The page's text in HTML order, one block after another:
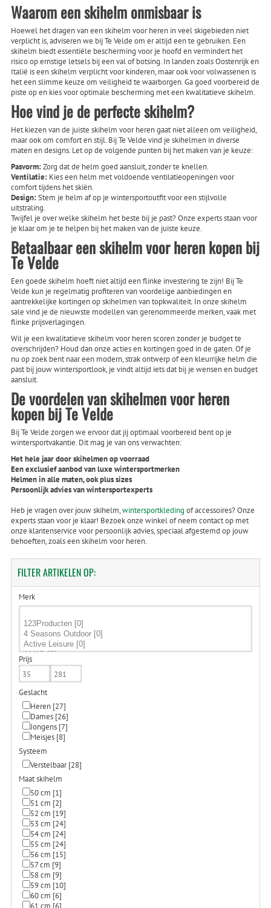
Waarom een skihelm onmisbaar is
Hoewel het dragen van een skihelm voor heren in veel skigebieden niet
verplicht is, adviseren we bij Te Velde om er altijd een te gebruiken. Een
skihelm biedt essentiële bescherming voor je hoofd en vermindert het
risico op ernstige letsels bij een val of botsing. In landen zoals Oostenrijk en
Italië is een skihelm verplicht voor kinderen, maar ook voor volwassenen is
het een slimme keuze om veiligheid te waarborgen. Ga goed voorbereid de
piste op en kies voor optimale bescherming met een kwalitatieve skihelm.
Hoe vind je de perfecte skihelm?
Het kiezen van de juiste skihelm voor heren gaat niet alleen om veiligheid,
maar ook om comfort en stijl. Bij Te Velde vind je skihelmen in diverse
maten en designs. Let op de volgende punten bij het maken van je keuze:
Pasvorm:Zorg dat de helm goed aansluit, zonder te knellen.
Ventilatie:Kies een helm met voldoende ventilatieopeningen voor
comfort tijdens het skiën.
Design:Stem je helm af op je wintersportoutfit voor een stijlvolle
uitstraling.
Twijfel je over welke skihelm het beste bij je past? Onze experts staan voor
je klaar om je te helpen bij het maken van de juiste keuze.
Betaalbaar een skihelm voor heren kopen bij
Te Velde
Een goede skihelm hoeft niet altijd een flinke investering te zijn! Bij Te
Velde kun je regelmatig profiteren van voordelige aanbiedingen en
aantrekkelijke kortingen op skihelmen van topkwaliteit. In onze skihelm
sale vind je de nieuwste modellen van gerenommeerde merken, vaak met
flinke prijsverlagingen.
Wil je een kwalitatieve skihelm voor heren scoren zonder je budget te
overschrijden? Houd dan onze acties en kortingen goed in de gaten. Of je
nu op zoek bent naar een modern, strak ontwerp of een kleurrijke helm die
past bij jouw wintersportlook, je vindt altijd iets dat bij je wensen en budget
aansluit.
De voordelen van skihelmen voor heren
kopen bij Te Velde
Bij Te Velde zorgen we ervoor dat jij optimaal voorbereid bent op je
wintersportvakantie. Dit mag je van ons verwachten:
Het hele jaar door skihelmen op voorraad
Een exclusief aanbod van luxe wintersportmerken
Helmen in alle maten, ook plus sizes
Persoonlijk advies van wintersportexperts
Heb je vragen over jouw skihelm,wintersportkleding of accessoires? Onze
experts staan voor je klaar! Bezoek onze winkel of neem contact op met
onze klantenservice voor persoonlijk advies, speciaal afgestemd op jouw
behoeften, zoals een skihelm voor heren.
FILTERARTIKELEN OP:
Merk
Prijs
Geslacht
Heren[27]
Dames[26]
Jongens[7]
Meisjes[8]
Systeem
Verstelbaar[28]
Maat skihelm
50 cm [1]
51 cm [2]
52 cm [19]
53 cm [24]
54 cm [24]
55 cm [24]
56 cm [15]
57 cm [9]
58 cm [9]
59 cm [10]
60 cm [6]